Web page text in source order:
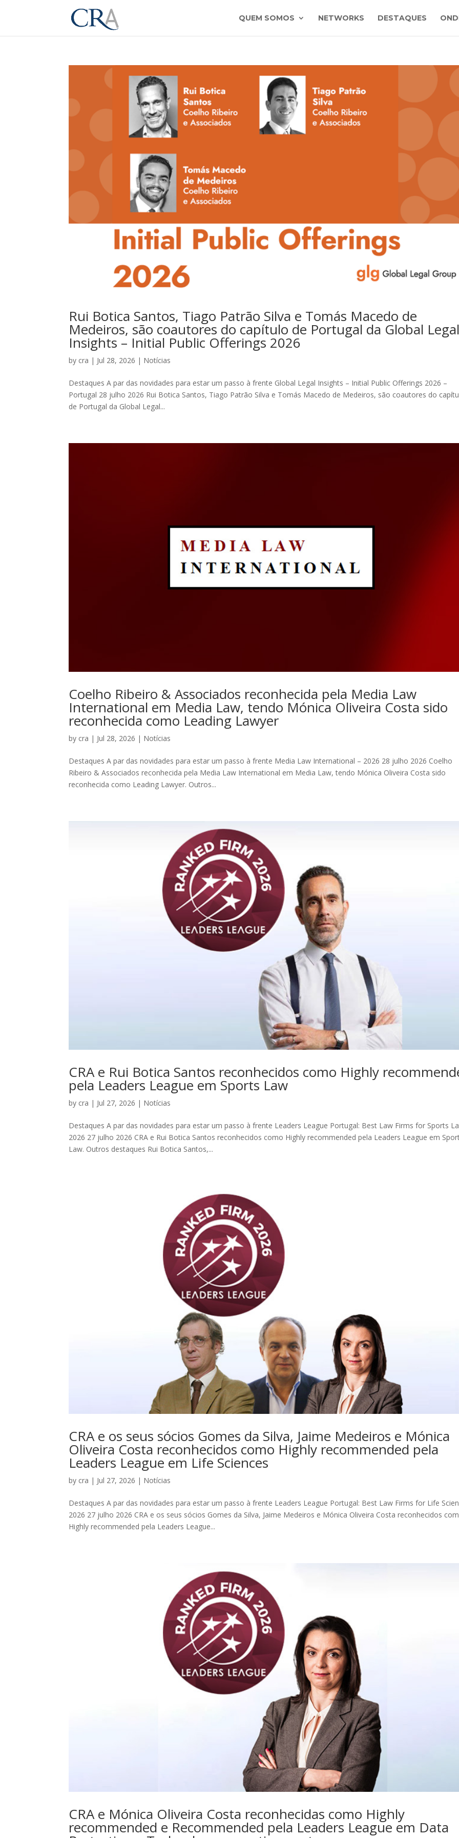
QUEM SOMOS NETWORKS DESTAQUES
Rui Botica Santos, Tiago Patrão Silva e Tomás Macedo de
Medeiros, são coautores do capítulo de Portugal da Global Legal
Insights – Initial Public Offerings 2026
by cra | Jul 28, 2026 | Notícias
Destaques A par das novidades para estar um passo à frente Global Legal Insights – Initial Public Offerings 2026 –
Portugal 28 julho 2026 Rui Botica Santos, Tiago Patrão Silva e Tomás Macedo de Medeiros, são coautores do
de Portugal da Global Legal...
Coelho Ribeiro & Associados reconhecida pela Media Law
International em Media Law, tendo Mónica Oliveira Costa sido
reconhecida como Leading Lawyer
by cra | Jul 28, 2026 | Notícias
Destaques A par das novidades para estar um passo à frente Media Law International – 2026 28 julho 2026 Coelho
Ribeiro & Associados reconhecida pela Media Law International em Media Law, tendo Mónica Oliveira Costa sido
reconhecida como Leading Lawyer. Outros...
CRA e Rui Botica Santos reconhecidos como Highly
pela Leaders League em Sports Law
by cra | Jul 27, 2026 | Notícias
Destaques A par das novidades para estar um passo à frente Leaders League Portugal: Best Law Firms for Sports
2026 27 julho 2026 CRA e Rui Botica Santos reconhecidos como Highly recommended pela Leaders League em
Law. Outros destaques Rui Botica Santos,...
CRA e os seus sócios Gomes da Silva, Jaime Medeiros e Mónica
Oliveira Costa reconhecidos como Highly recommended pela
Leaders League em Life Sciences
by cra | Jul 27, 2026 | Notícias
Destaques A par das novidades para estar um passo à frente Leaders League Portugal: Best Law Firms for Life
2026 27 julho 2026 CRA e os seus sócios Gomes da Silva, Jaime Medeiros e Mónica Oliveira Costa reconhecidos
Highly recommended pela Leaders League...
CRA e Mónica Oliveira Costa reconhecidas como Highly
recommended e Recommended pela Leaders League em Data